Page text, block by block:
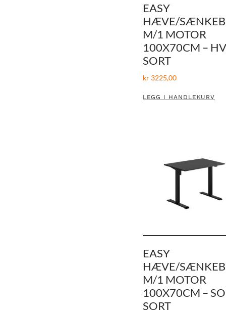
EASY
HÆVE/
M/1 MOTOR
100X70CM –
SORT
kr3225,00
LEGG I HANDLEKURV
EASY
HÆVE/
M/1 MOTOR
100X70CM –
SORT